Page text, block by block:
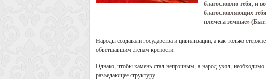
благословлю тебя, и
благословляющих
племена земные»
Народы создавали государства и цивилизации, а как только
обветшавшим стенам крепости.
Однако, чтобы камень стал непрочным, а народ увял,
разъедающее структуру.